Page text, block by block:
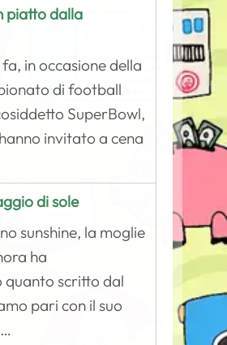
piatto dalla
in occasione della
di football
SuperBowl,
invitato a cena
di sole
sunshine, la moglie
ha
quanto scritto dal
pari con il suo